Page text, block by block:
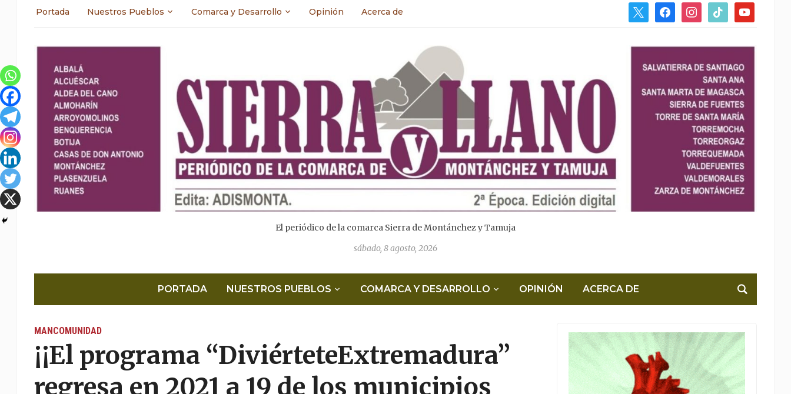
facebookinstagram
tiktok youtube
Portada Nuestros Pueblos Comarca y Desarrollo Opinión Acerca de
El periódico de la comarca Sierra de Montánchez y Tamuja
sábado, 8 agosto, 2026
PORTADA NUESTROS PUEBLOS COMARCA Y DESARROLLO OPINIÓN ACERCA DE
MANCOMUNIDAD
¡¡El programa “DiviérteteExtremadura”
regresa en 2021 a 19 de los municipios